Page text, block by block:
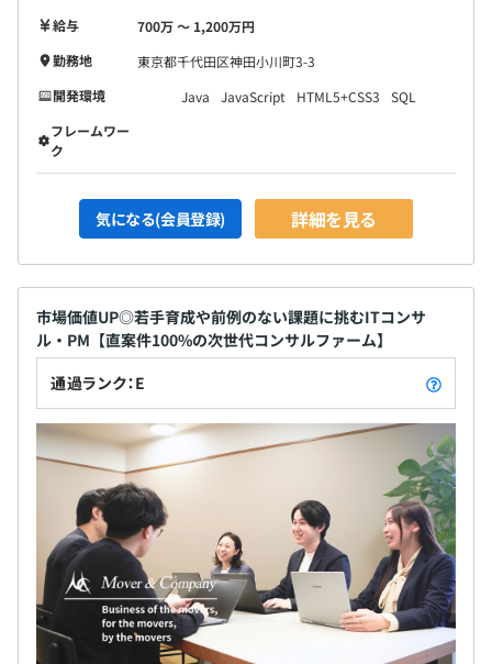
給与
700万 〜 1,200万円
勤務地
東京都千代田区神田小川町3-3
開発環境
Java JavaScript HTML5+CSS3
SQL
フレームワー
ク
気になる(会員登録) 詳細を見る
市場価値UP◎若手育成や前例のない課題に挑むITコンサ
ル・PM【直案件100%の次世代コンサルファーム】
通過ランク：E